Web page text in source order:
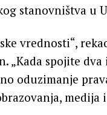
stanovništva u
vrednosti“,
„Kada spojite dva
oduzimanje
medija